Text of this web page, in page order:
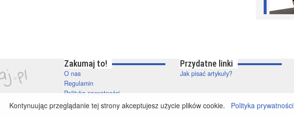
Zakumaj to!
O nas
Regulamin
Polityka prywatności
Kontakt
Przydatne linki
Jak pisać artykuły?
Kontynuując przeglądanie tej strony akceptujesz użycie plików cookie. Polityka prywatności